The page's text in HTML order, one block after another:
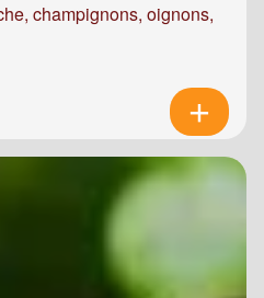
champignons, oignons,